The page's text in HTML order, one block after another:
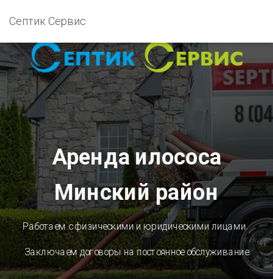
Септик Сервис
Аренда илососа
Минский район
Работаем с физическими и юридическими лицами.
Заключаем договоры на постоянное обслуживание